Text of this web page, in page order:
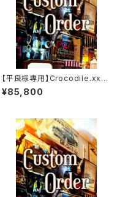
【平良様専用】Crocodile.xxx.
ORIENTAL-BLUE.Edition// J
ACK.RIDE.MSW
¥85,800